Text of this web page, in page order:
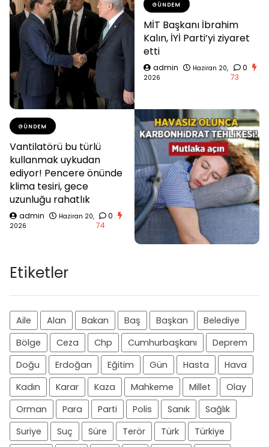
GÜNDEM
MİT Başkanı İbrahim
Kalın, İYİ Parti’yi ziyaret
etti
admin
Haziran 20,
2026
0
73
GÜNDEM
Vantilatörü bu türlü
kullanmak uykudan
ediyor! Pencere önünde
klima tesiri, gece
uzunluğu rahatlık
admin
Haziran 20,
2026
0
74
Etiketler
Aile Alan Bakan Baş Başkan
Belediye
Bölge
Ceza Chp Cumhurbaşkanı
Deprem
Doğu
Erdoğan Eğitim Gün Hasta
Hava
Kadın
Karar Kaza Mahkeme Millet
Olay
Orman
Para Parti Polis Sanık
Sağlık
Suriye
Suç Süre Terör Türk Türkiye